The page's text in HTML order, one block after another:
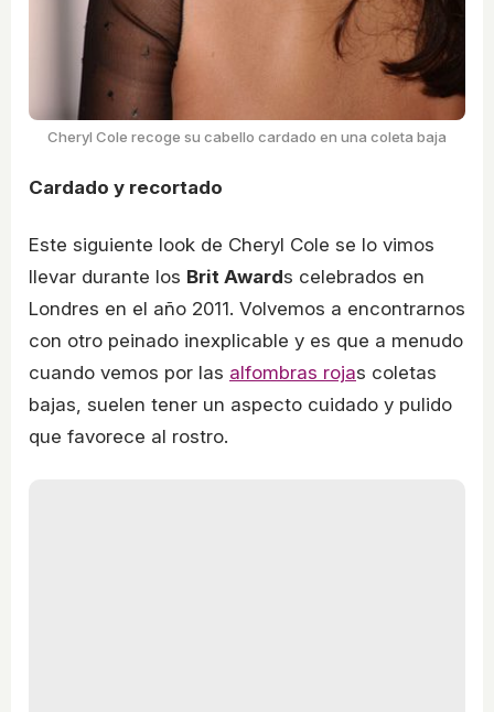
Cheryl Cole recoge su cabello cardado en una coleta baja
Cardado y recortado
Este siguiente look de Cheryl Cole se lo vimos
llevar durante los Brit Awards celebrados en
Londres en el año 2011. Volvemos a encontrarnos
con otro peinado inexplicable y es que a menudo
cuando vemos por las alfombras rojas coletas
bajas, suelen tener un aspecto cuidado y pulido
que favorece al rostro.